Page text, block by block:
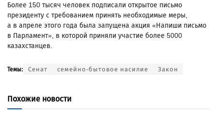
Более 150 тысяч человек подписали открытое письмо
президенту с требованием принять необходимые меры,
а в апреле этого года была запущена акция «Напиши письмо
в Парламент», в которой приняли участие более 5000
казахстанцев.
Темы: Сенат семейно-бытовое насилие Закон
Похожие новости